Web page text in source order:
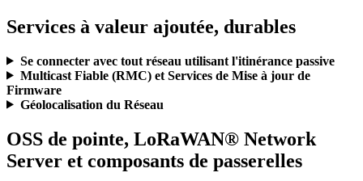
Services à valeur ajoutée, durables
Se connecter avec tout réseau utilisant l'itinérance passive
Multicast Fiable (RMC) et Services de Mise à jour de
Firmware
Géolocalisation du Réseau
OSS de pointe, LoRaWAN® Network
Server et composants de passerelles